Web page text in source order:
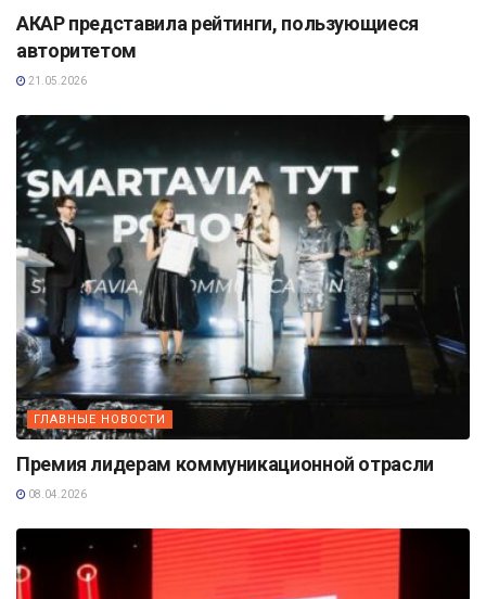
АКАР представила рейтинги, пользующиеся
авторитетом
21.05.2026
ГЛАВНЫЕ НОВОСТИ
Премия лидерам коммуникационной отрасли
08.04.2026